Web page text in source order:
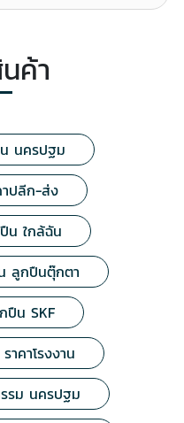
ค้า
นครปฐม
ปลีก-ส่ง
น ใกล้ฉัน
ลูกปืนตุ๊กตา
ปืน SKF
าคาโรงงาน
รม นครปฐม